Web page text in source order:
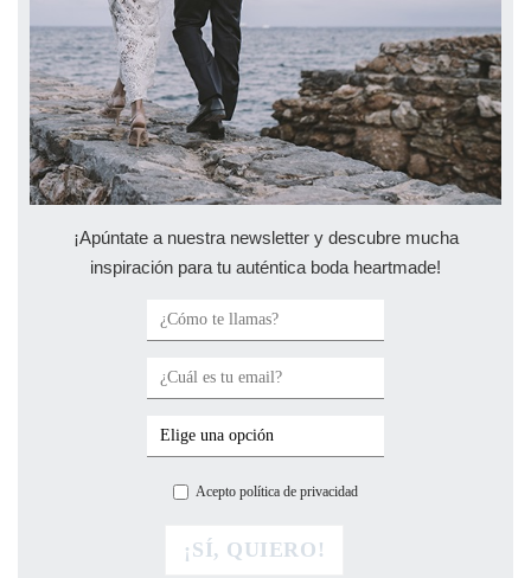
¡Apúntate a nuestra newsletter y descubre mucha
inspiración para tu auténtica boda heartmade!
Acepto política de privacidad